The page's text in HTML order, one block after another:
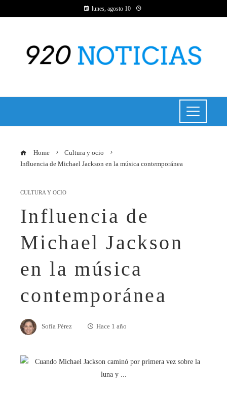
lunes, agosto 10
Home
Cultura y ocio
Influencia de Michael Jackson en la música contemporánea
CULTURA Y OCIO
Influencia de
Michael Jackson
en la música
contemporánea
Sofía Pérez Hace 1 año